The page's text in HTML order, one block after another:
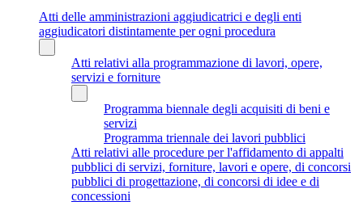
Atti delle amministrazioni aggiudicatrici e degli enti
aggiudicatori distintamente per ogni procedura
Atti relativi alla programmazione di lavori, opere,
servizi e forniture
Programma biennale degli acquisiti di beni e
servizi
Programma triennale dei lavori pubblici
Atti relativi alle procedure per l'affidamento di appalti
pubblici di servizi, forniture, lavori e opere, di concorsi
pubblici di progettazione, di concorsi di idee e di
concessioni